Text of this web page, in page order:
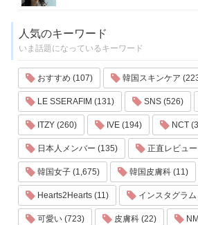
人気のキーワード
いま話題になっているキーワード
おすすめ (107) 韓国スキンケア
LE SSERAFIM (131) SNS (526)
ITZY (260) IVE (194) NCT
日本人メンバー (135) 正直レビュ
韓国女子 (1,675) 韓国皮膚科 (11)
Hearts2Hearts (11) インスタグラ
可愛い (723) 皮膚科 (22)